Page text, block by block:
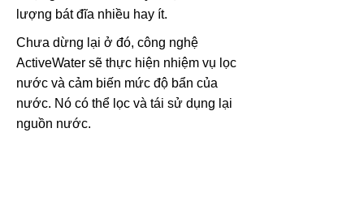
lượng bát đĩa nhiều hay ít.
Chưa dừng lại ở đó, công nghệ
ActiveWater sẽ thực hiện nhiệm vụ lọc
nước và cảm biến mức độ bẩn của
nước. Nó có thể lọc và tái sử dụng lại
nguồn nước.